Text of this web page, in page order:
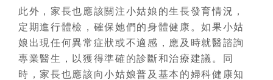
此外，家長也應該關注小姑娘的生長發育情況，
定期進行體檢，確保她們的身體健康。如果小姑
娘出現任何異常症狀或不適感，應及時就醫諮詢
專業醫生，以獲得準確的診斷和治療建議。同
時，家長也應該向小姑娘普及基本的婦科健康知